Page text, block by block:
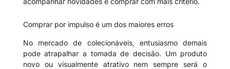
Comprar por impulso é um dos maiores erros
No mercado de colecionáveis, entusiasmo demais
pode atrapalhar a tomada de decisão. Um produto
novo ou visualmente atrativo nem sempre será o